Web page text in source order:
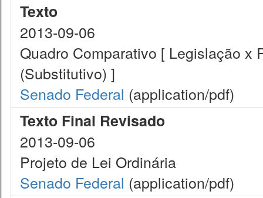
Texto
2013-09-06
Quadro Comparativo [ Legislação x
(Substitutivo) ]
Senado Federal (application/pdf)
Texto Final Revisado
2013-09-06
Projeto de Lei Ordinária
Senado Federal (application/pdf)